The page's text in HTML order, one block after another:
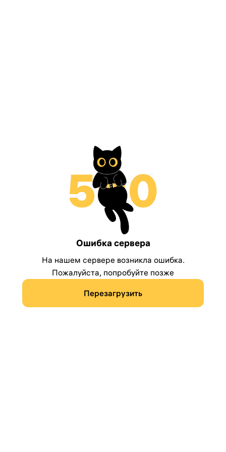
Ошибка сервера
На нашем сервере возникла ошибка.
Пожалуйста, попробуйте позже
Перезагрузить